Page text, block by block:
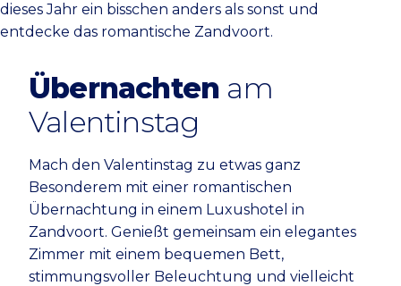
dieses Jahr ein bisschen anders als sonst und
entdecke das romantische Zandvoort.
Übernachten am
Valentinstag
Mach den Valentinstag zu etwas ganz
Besonderem mit einer romantischen
Übernachtung in einem Luxushotel in
Zandvoort. Genießt gemeinsam ein elegantes
Zimmer mit einem bequemen Bett,
stimmungsvoller Beleuchtung und vielleicht